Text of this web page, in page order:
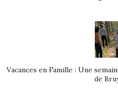
Vacances en Famille : Une
de